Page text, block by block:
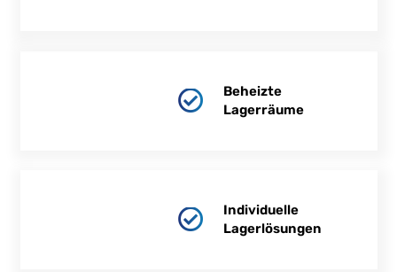
Beheizte
Lagerräume
Individuelle
Lagerlösungen